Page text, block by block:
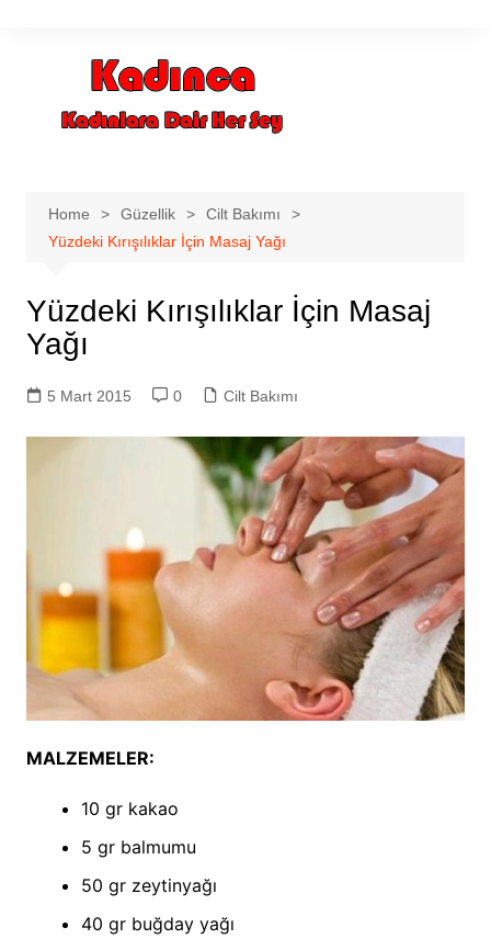
Home Güzellik
Cilt Bakımı
Yüzdeki Kırışılıklar İçin Masaj Yağı
Yüzdeki Kırışılıklar İçin Masaj
Yağı
5 Mart 2015 0 Cilt Bakımı
MALZEMELER:
10 gr kakao
5 gr balmumu
50 gr zeytinyağı
40 gr buğday yağı